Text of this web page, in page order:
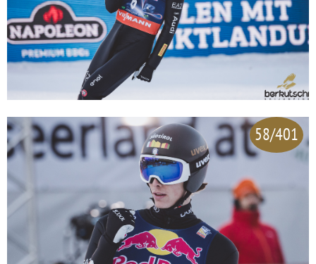
58/401